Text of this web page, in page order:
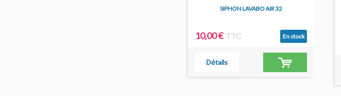
SIPHON LAVABO AIR 32
10,00 € TTC En stock
Détails